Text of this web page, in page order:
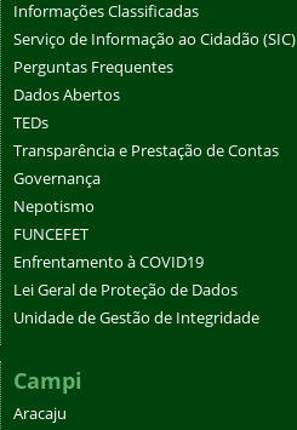
Informações Classificadas
Serviço de Informação ao Cidadão (SIC)
Perguntas Frequentes
Dados Abertos
TEDs
Transparência e Prestação de Contas
Governança
Nepotismo
FUNCEFET
Enfrentamento à COVID19
Lei Geral de Proteção de Dados
Unidade de Gestão de Integridade
Campi
Aracaju